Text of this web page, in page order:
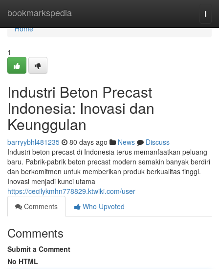
bookmarkspedia
Home
Home
1
Industri Beton Precast
Indonesia: Inovasi dan
Keunggulan
barryybhl481235 80 days ago News
Discuss
Industri beton precast di Indonesia terus memanfaatkan peluang
baru. Pabrik-pabrik beton precast modern semakin banyak berdiri
dan berkomitmen untuk memberikan produk berkualitas tinggi.
Inovasi menjadi kunci utama
https://cecilykmhn778829.ktwiki.com/user
Comments
Who Upvoted
Comments
Submit a Comment
No HTML